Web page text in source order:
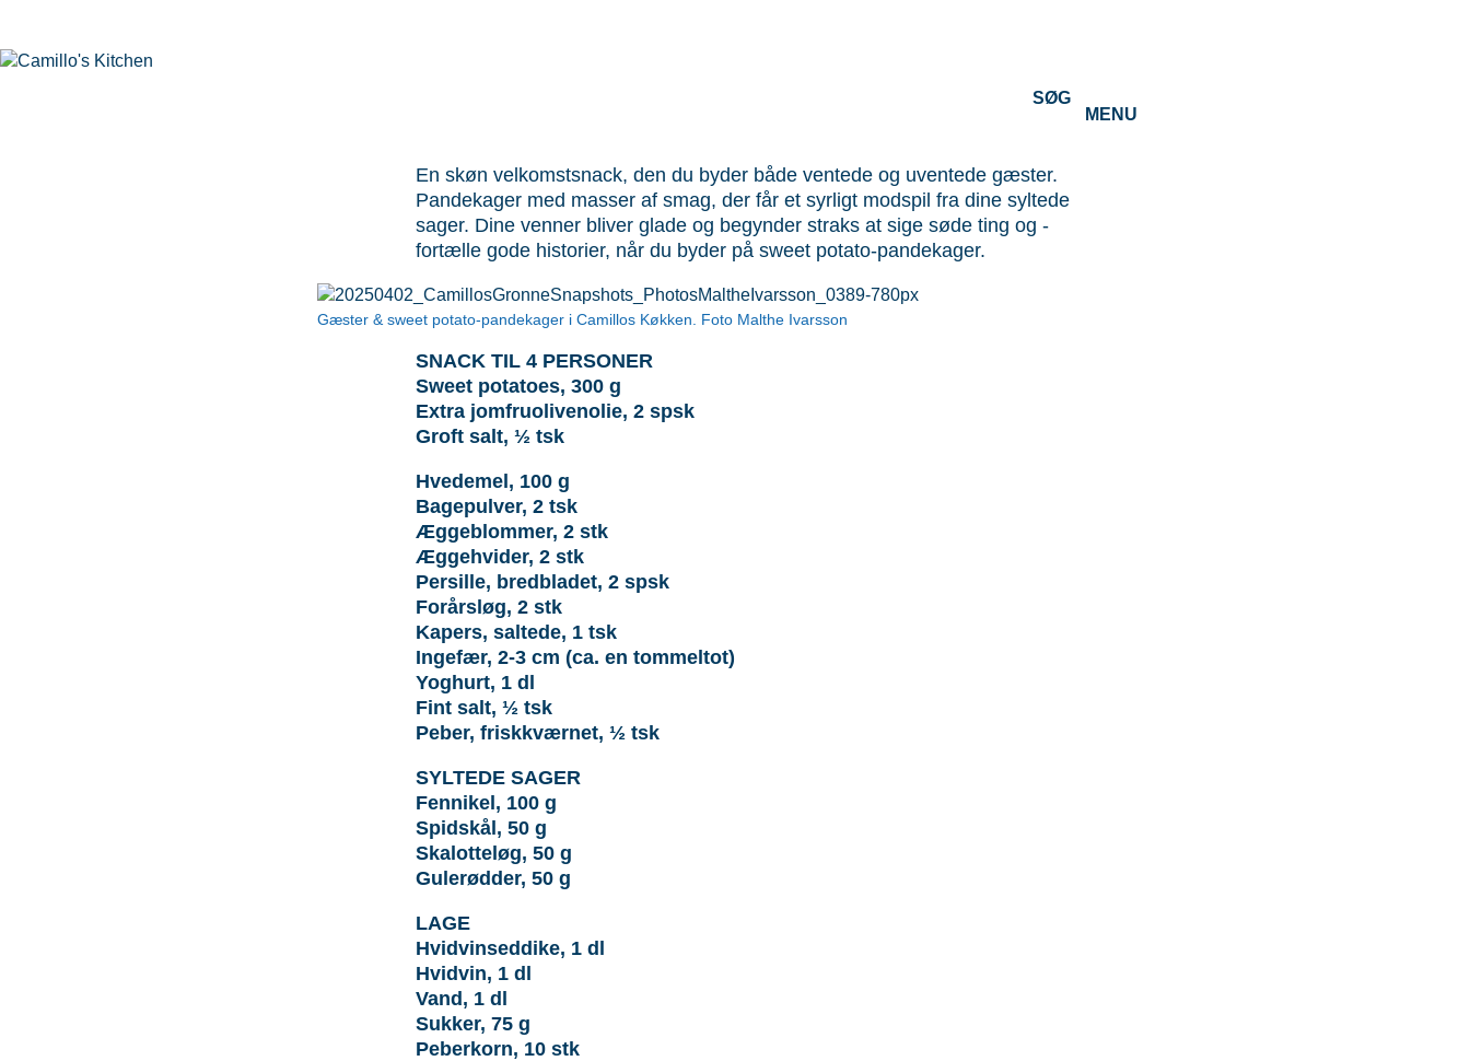
SØG
MENU
En skøn velkomstsnack, den du byder både ventede og uventede gæster.
Pande­kager med masser af smag, der får et syrligt modspil fra dine ­syltede
sager. Dine venner bliver glade og begynder straks at sige søde ting og ­
fortælle gode historier, når du byder på sweet potato-pandekager.
Gæster & sweet potato-pandekager i Camillos Køkken. Foto Malthe Ivarsson
SNACK TIL 4 PERSONER
Sweet potatoes, 300 g
Extra jomfruolivenolie, 2 spsk
Groft salt, ½ tsk
Hvedemel, 100 g
Bagepulver, 2 tsk
Æggeblommer, 2 stk
Æggehvider, 2 stk
Persille, bredbladet, 2 spsk
Forårsløg, 2 stk
Kapers, saltede, 1 tsk
Ingefær, 2-3 cm (ca. en tommeltot)
Yoghurt, 1 dl
Fint salt, ½ tsk
Peber, friskkværnet, ½ tsk
SYLTEDE SAGER
Fennikel, 100 g
Spidskål, 50 g
Skalotteløg, 50 g
Gulerødder, 50 g
LAGE
Hvidvinseddike, 1 dl
Hvidvin, 1 dl
Vand, 1 dl
Sukker, 75 g
Peberkorn, 10 stk